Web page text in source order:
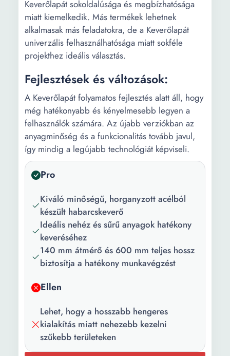
Keverőlapát sokoldalúsága és megbízhatósága
miatt kiemelkedik. Más termékek lehetnek
alkalmasak más feladatokra, de a Keverőlapát
univerzális felhasználhatósága miatt sokféle
projekthez ideális választás.
Fejlesztések és változások:
A Keverőlapát folyamatos fejlesztés alatt áll, hogy
még hatékonyabb és kényelmesebb legyen a
felhasználók számára. Az újabb verziókban az
anyagminőség és a funkcionalitás tovább javul,
így mindig a legújabb technológiát képviseli.
Pro
Kiváló minőségű, horganyzott acélból
készült habarcskeverő
Ideális nehéz és sűrű anyagok hatékony
keveréséhez
140 mm átmérő és 600 mm teljes hossz
biztosítja a hatékony munkavégzést
Ellen
Lehet, hogy a hosszabb hengeres
kialakítás miatt nehezebb kezelni
szűkebb területeken